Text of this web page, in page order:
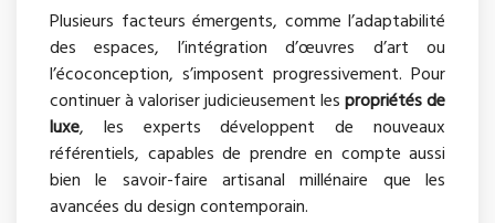
Plusieurs facteurs émergents, comme l’adaptabilité
des espaces, l’intégration d’œuvres d’art ou
l’écoconception, s’imposent progressivement. Pour
continuer à valoriser judicieusement lespropriétés de
luxe, les experts développent de nouveaux
référentiels, capables de prendre en compte aussi
bien le savoir-faire artisanal millénaire que les
avancées du design contemporain.